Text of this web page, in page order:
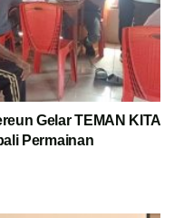
Gelar TEMAN KITA
Permainan